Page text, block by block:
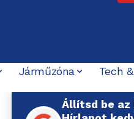
Járműzóna
Tech
Állítsd be az